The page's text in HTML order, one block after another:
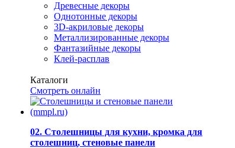
Древесные декоры
Однотонные декоры
3D-акриловые декоры
Металлизированные декоры
Фантазийные декоры
Клей-расплав
Каталоги
Смотреть онлайн
02. Столешницы для кухни, кромка для
столешниц, стеновые панели